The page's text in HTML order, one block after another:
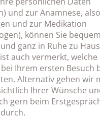
und zur Anamnese,
und zur Medikation
können Sie bequem
ganz in Ruhe zu
auch vermerkt, welche
Ihrem ersten Besuch
Alternativ gehen wir
Ihrer Wünsche
gern beim